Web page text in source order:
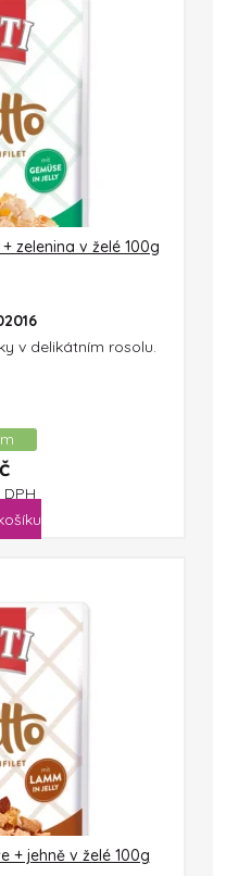
zelenina v želé 100g
v delikátním rosolu.
+ jehně v želé 100g